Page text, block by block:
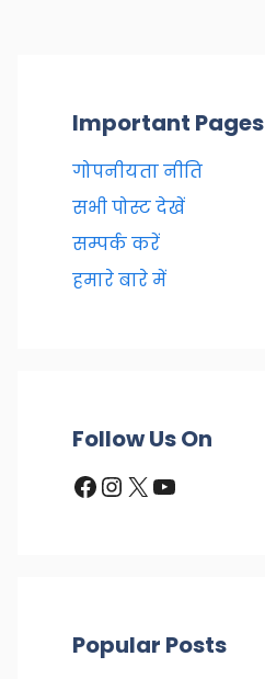
Important Pages
गोपनीयता नीति
सभी पोस्ट देखें
सम्पर्क करें
हमारे बारे में
Follow Us On
Facebook
Instagram
X YouTube
Popular Posts